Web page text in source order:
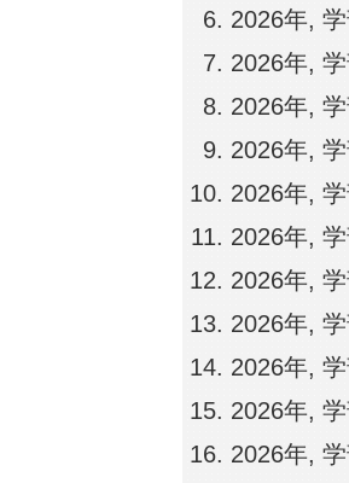
2026年,
2026年,
2026年,
2026年,
2026年,
2026年,
2026年,
2026年,
2026年,
2026年,
2026年,